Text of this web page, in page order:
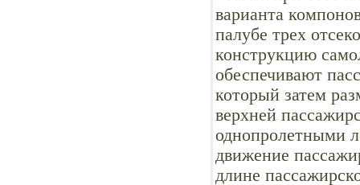
варианта
палубе трех
конструкцию
обеспечивают
который затем
верхней
однопролетными
движение
длине